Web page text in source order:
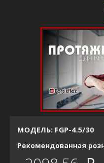
МОДЕЛЬ: FGP-4.5/30
Рекомендованная